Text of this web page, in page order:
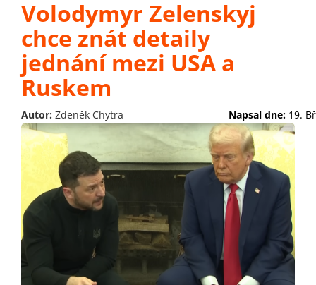
Volodymyr Zelenskyj
chce znát detaily
jednání mezi USA a
Ruskem
Autor: Zdeněk Chytra Napsal dne: 19.